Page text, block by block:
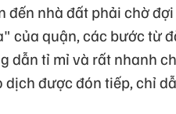
đến nhà đất phải chờ
của quận, các bước từ
dẫn tỉ mỉ và rất nhanh
được đón tiếp, chỉ